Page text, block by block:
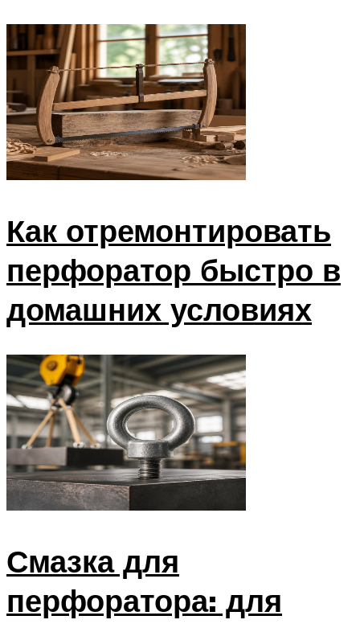
Как отремонтировать
перфоратор быстро в
домашних условиях
Смазка для
перфоратора: для